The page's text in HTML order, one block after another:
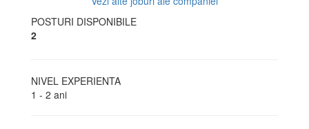
POSTURI DISPONIBILE
2
NIVEL EXPERIENTA
1 - 2 ani